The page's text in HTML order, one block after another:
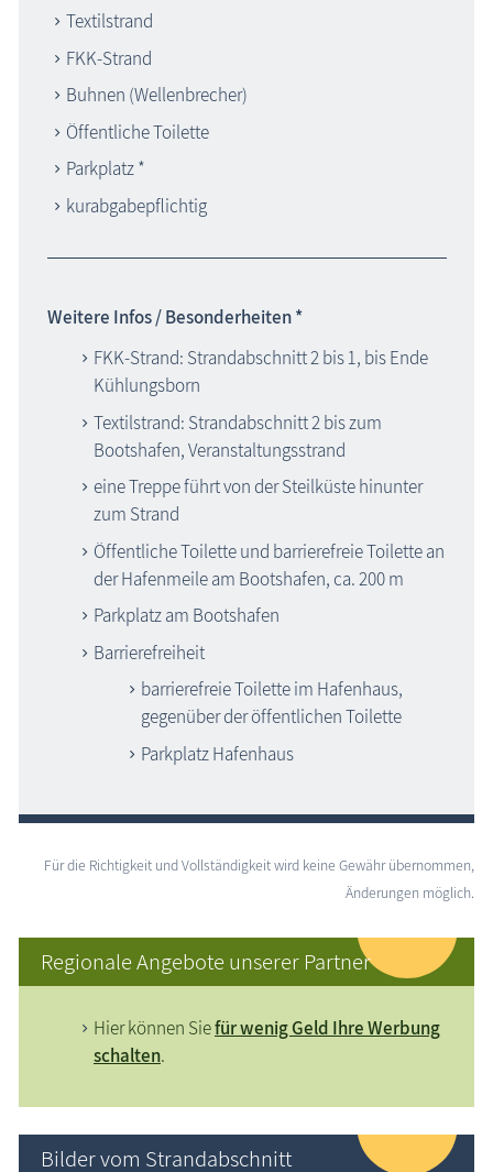
Textilstrand
FKK-Strand
Buhnen (Wellenbrecher)
Öffentliche Toilette
Parkplatz *
kurabgabepflichtig
Weitere Infos / Besonderheiten *
FKK-Strand: Strandabschnitt 2 bis 1, bis Ende
Kühlungsborn
Textilstrand: Strandabschnitt 2 bis zum
Bootshafen, Veranstaltungsstrand
eine Treppe führt von der Steilküste hinunter
zum Strand
Öffentliche Toilette und barrierefreie Toilette an
der Hafenmeile am Bootshafen, ca. 200 m
Parkplatz am Bootshafen
Barrierefreiheit
barrierefreie Toilette im Hafenhaus,
gegenüber der öffentlichen Toilette
Parkplatz Hafenhaus
Für die Richtigkeit und Vollständigkeit wird keine Gewähr übernommen,
Änderungen möglich.
Regionale Angebote unserer Partner
Hier können Siefür wenig Geld Ihre Werbung
schalten.
Bilder vom Strandabschnitt